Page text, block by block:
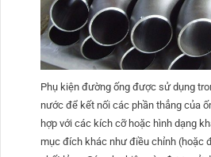
Phụ kiện đường ống được sử dụng
nước để kết nối các phần thẳng của
hợp với các kích cỡ hoặc hình dạng
mục đích khác như điều chỉnh (hoặc